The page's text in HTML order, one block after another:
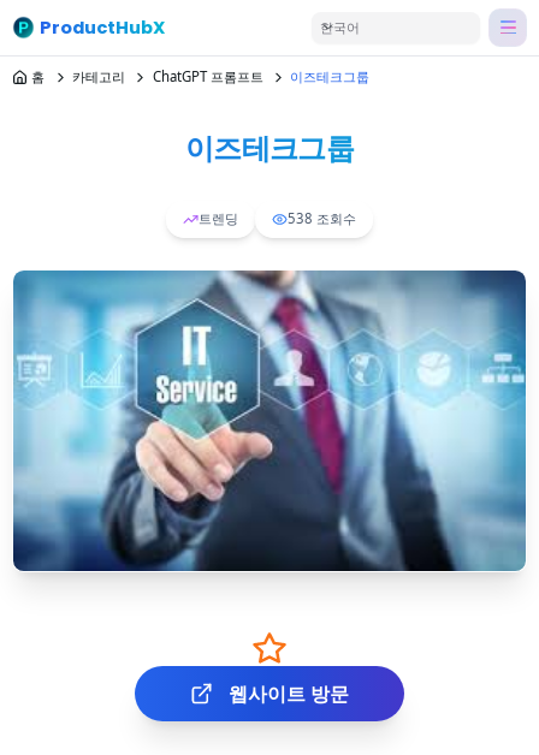
ProductHubX 한국어
홈 카테고리 ChatGPT 프롬프트 이즈테크그룹
이즈테크그룹
트렌딩 538 조회수
웹사이트 방문